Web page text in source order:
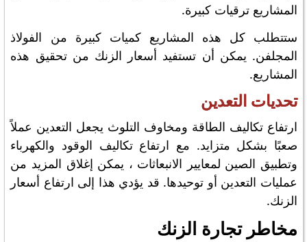
المشاريع ترقيات كبيرة.
ستتطلب كل هذه المشاريع كميات كبيرة من الفولاذ
المجلفن. يمكن أن تستفيد أسعار الزنك من تحقيق هذه
المشاريع.
تحديات التعدين
ارتفاع تكاليف الطاقة ومخاوف التلوث يجعل التعدين عملاً
صعبًا بشكل متزايد. مع ارتفاع تكاليف الوقود والكهرباء
وتطبيق الصين لمعايير الانبعاثات ، يمكن إغلاق المزيد من
عمليات التعدين أو توحيدها. قد يؤدي هذا إلى ارتفاع أسعار
الزنك.
مخاطر تجارة الزنك